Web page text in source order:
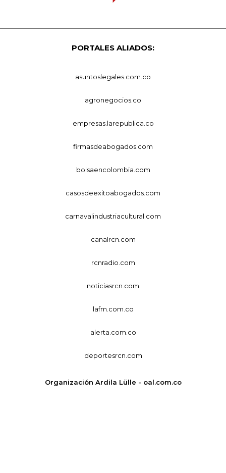
PORTALES ALIADOS:
asuntoslegales.com.co
agronegocios.co
empresas.larepublica.co
firmasdeabogados.com
bolsaencolombia.com
casosdeexitoabogados.com
carnavalindustriacultural.com
canalrcn.com
rcnradio.com
noticiasrcn.com
lafm.com.co
alerta.com.co
deportesrcn.com
Organización Ardila Lülle - oal.com.co